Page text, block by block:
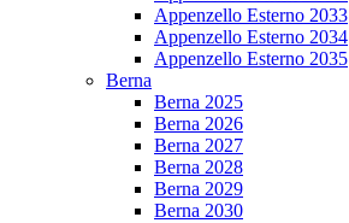
Appenzello Esterno 2033
Appenzello Esterno 2034
Appenzello Esterno 2035
Berna
Berna 2025
Berna 2026
Berna 2027
Berna 2028
Berna 2029
Berna 2030